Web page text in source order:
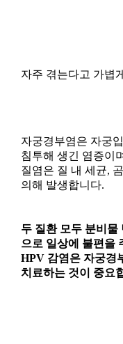
자주 겪는다고 가볍
자궁경부염은 자궁
침투해 생긴 염증이
질염은 질 내 세균,
의해 발생합니다.
두 질환 모두 분비물
으로 일상에 불편을
HPV 감염은 자궁경
치료하는 것이 중요